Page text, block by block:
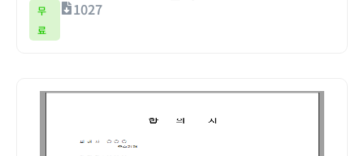
무
료
1027